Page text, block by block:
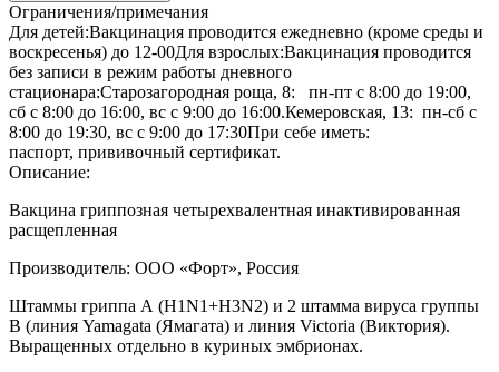
Ограничения/примечания
Для детей:Вакцинация проводится ежедневно (кроме среды и
воскресенья) до 12-00Для взрослых:Вакцинация проводится
без записи в режим работы дневного
стационара:Старозагородная роща, 8: пн-пт с 8:00 до 19:00,
сб с 8:00 до 16:00, вс с 9:00 до 16:00.Кемеровская, 13: пн-сб с
8:00 до 19:30, вс с 9:00 до 17:30При себе иметь:
паспорт, прививочный сертификат.
Описание:
Вакцина гриппозная четырехвалентная инактивированная
расщепленная
Производитель: ООО «Форт», Россия
Штаммы гриппа А (H1N1+H3N2) и 2 штамма вируса группы
В (линия Yamagata (Ямагата) и линия Victoria (Виктория).
Выращенных отдельно в куриных эмбрионах.